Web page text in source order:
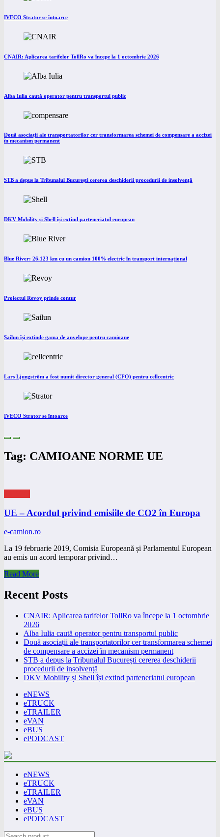
IVECO Strator se întoarce
CNAIR: Aplicarea tarifelor TollRo va începe la 1 octombrie 2026
Alba Iulia caută operator pentru transportul public
Două asociații ale transportatorilor cer transformarea schemei de compensare a accizei
în mecanism permanent
STB a depus la Tribunalul București cererea deschiderii procedurii de insolvență
DKV Mobility și Shell își extind parteneriatul european
Blue River: 26.123 km cu un camion 100% electric în transport internațional
Proiectul Revoy prinde contur
Sailun își extinde gama de anvelope pentru camioane
Lars Ljungström a fost numit director general (CFO) pentru cellcentric
IVECO Strator se întoarce
Tag: CAMIOANE NORME UE
UE – Acordul privind emisiile de CO2 în Europa
e-camion.ro
La 19 februarie 2019, Comisia Europeană și Parlamentul European
au emis un acord temporar privind…
Read More
Recent Posts
CNAIR: Aplicarea tarifelor TollRo va începe la 1 octombrie
2026
Alba Iulia caută operator pentru transportul public
Două asociații ale transportatorilor cer transformarea schemei
de compensare a accizei în mecanism permanent
STB a depus la Tribunalul București cererea deschiderii
procedurii de insolvență
DKV Mobility și Shell își extind parteneriatul european
eNEWS
eTRUCK
eTRAILER
eVAN
eBUS
ePODCAST
eNEWS
eTRUCK
eTRAILER
eVAN
eBUS
ePODCAST